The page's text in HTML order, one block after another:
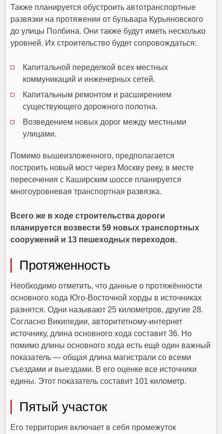
Также планируется обустроить автотранспортные
развязки на протяжении от бульвара Курьяновского
до улицы Полбина. Они также будут иметь несколько
уровней. Их строительство будет сопровождаться:
Капитальной переделкой всех местных
коммуникаций и инженерных сетей.
Капитальным ремонтом и расширением
существующего дорожного полотна.
Возведением новых дорог между местными
улицами.
Помимо вышеизложенного, предполагается
построить новый мост через Москву реку, в месте
пересечения с Каширским шоссе планируется
многоуровневая транспортная развязка.
Всего же в ходе строительства дороги
планируется возвести 59 новых транспортных
сооружений и 13 пешеходных переходов.
Протяженность
Необходимо отметить, что данные о протяжённости
основного хода Юго-Восточной хорды в источниках
разнятся. Одни называют 25 километров, другие 28.
Согласно Википедии, авторитетному-интернет
источнику, длина основного хода составит 36. Но
помимо длины основного хода есть ещё один важный
показатель — общая длина магистрали со всеми
съездами и выездами. В его оценке все источники
едины. Этот показатель составит 101 километр.
Пятый участок
Его территория включает в себя промежуток